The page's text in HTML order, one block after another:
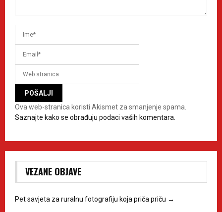
Ova web-stranica koristi Akismet za smanjenje spama.
Saznajte kako se obrađuju podaci vaših komentara.
VEZANE OBJAVE
Pet savjeta za ruralnu fotografiju koja priča priču →